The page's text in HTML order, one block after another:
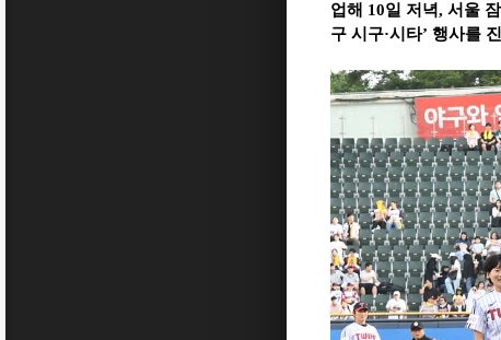
업해 10일 저녁, 서울
구 시구·시타’ 행사를